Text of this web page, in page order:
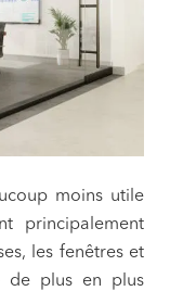
moins utile
principalement
les fenêtres et
de plus en plus